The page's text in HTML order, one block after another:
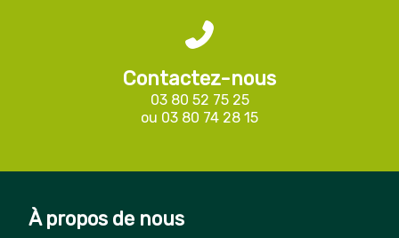
Contactez-nous
03 80 52 75 25
ou 03 80 74 28 15
À propos de nous